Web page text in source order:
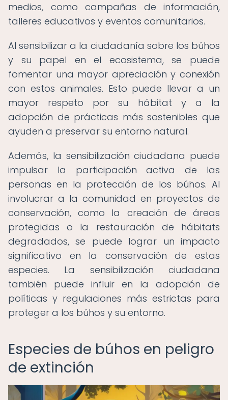
medios, como campañas de información,
talleres educativos y eventos comunitarios.
Al sensibilizar a la ciudadanía sobre los búhos
y su papel en el ecosistema, se puede
fomentar una mayor apreciación y conexión
con estos animales. Esto puede llevar a un
mayor respeto por su hábitat y a la
adopción de prácticas más sostenibles que
ayuden a preservar su entorno natural.
Además, la sensibilización ciudadana puede
impulsar la participación activa de las
personas en la protección de los búhos. Al
involucrar a la comunidad en proyectos de
conservación, como la creación de áreas
protegidas o la restauración de hábitats
degradados, se puede lograr un impacto
significativo en la conservación de estas
especies. La sensibilización ciudadana
también puede influir en la adopción de
políticas y regulaciones más estrictas para
proteger a los búhos y su entorno.
Especies de búhos en peligro
de extinción